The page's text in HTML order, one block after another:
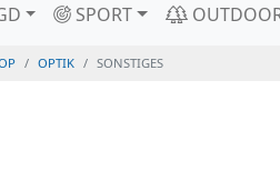
SPORT
OPTIK SONSTIGES